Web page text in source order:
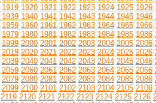
1919 1920 1921 1922 1923 1924 1925 1926
1939 1940 1941 1942 1943 1944 1945 1946
1959 1960 1961 1962 1963 1964 1965 1966
1979 1980 1981 1982 1983 1984 1985 1986
1999 2000 2001 2002 2003 2004 2005 2006
2019 2020 2021 2022 2023 2024 2025 2026
2039 2040 2041 2042 2043 2044 2045 2046
2059 2060 2061 2062 2063 2064 2065 2066
2079 2080 2081 2082 2083 2084 2085 2086
2099 2100 2101 2102 2103 2104 2105 2106
2119 2120 2121 2122 2123 2124 2125 2126